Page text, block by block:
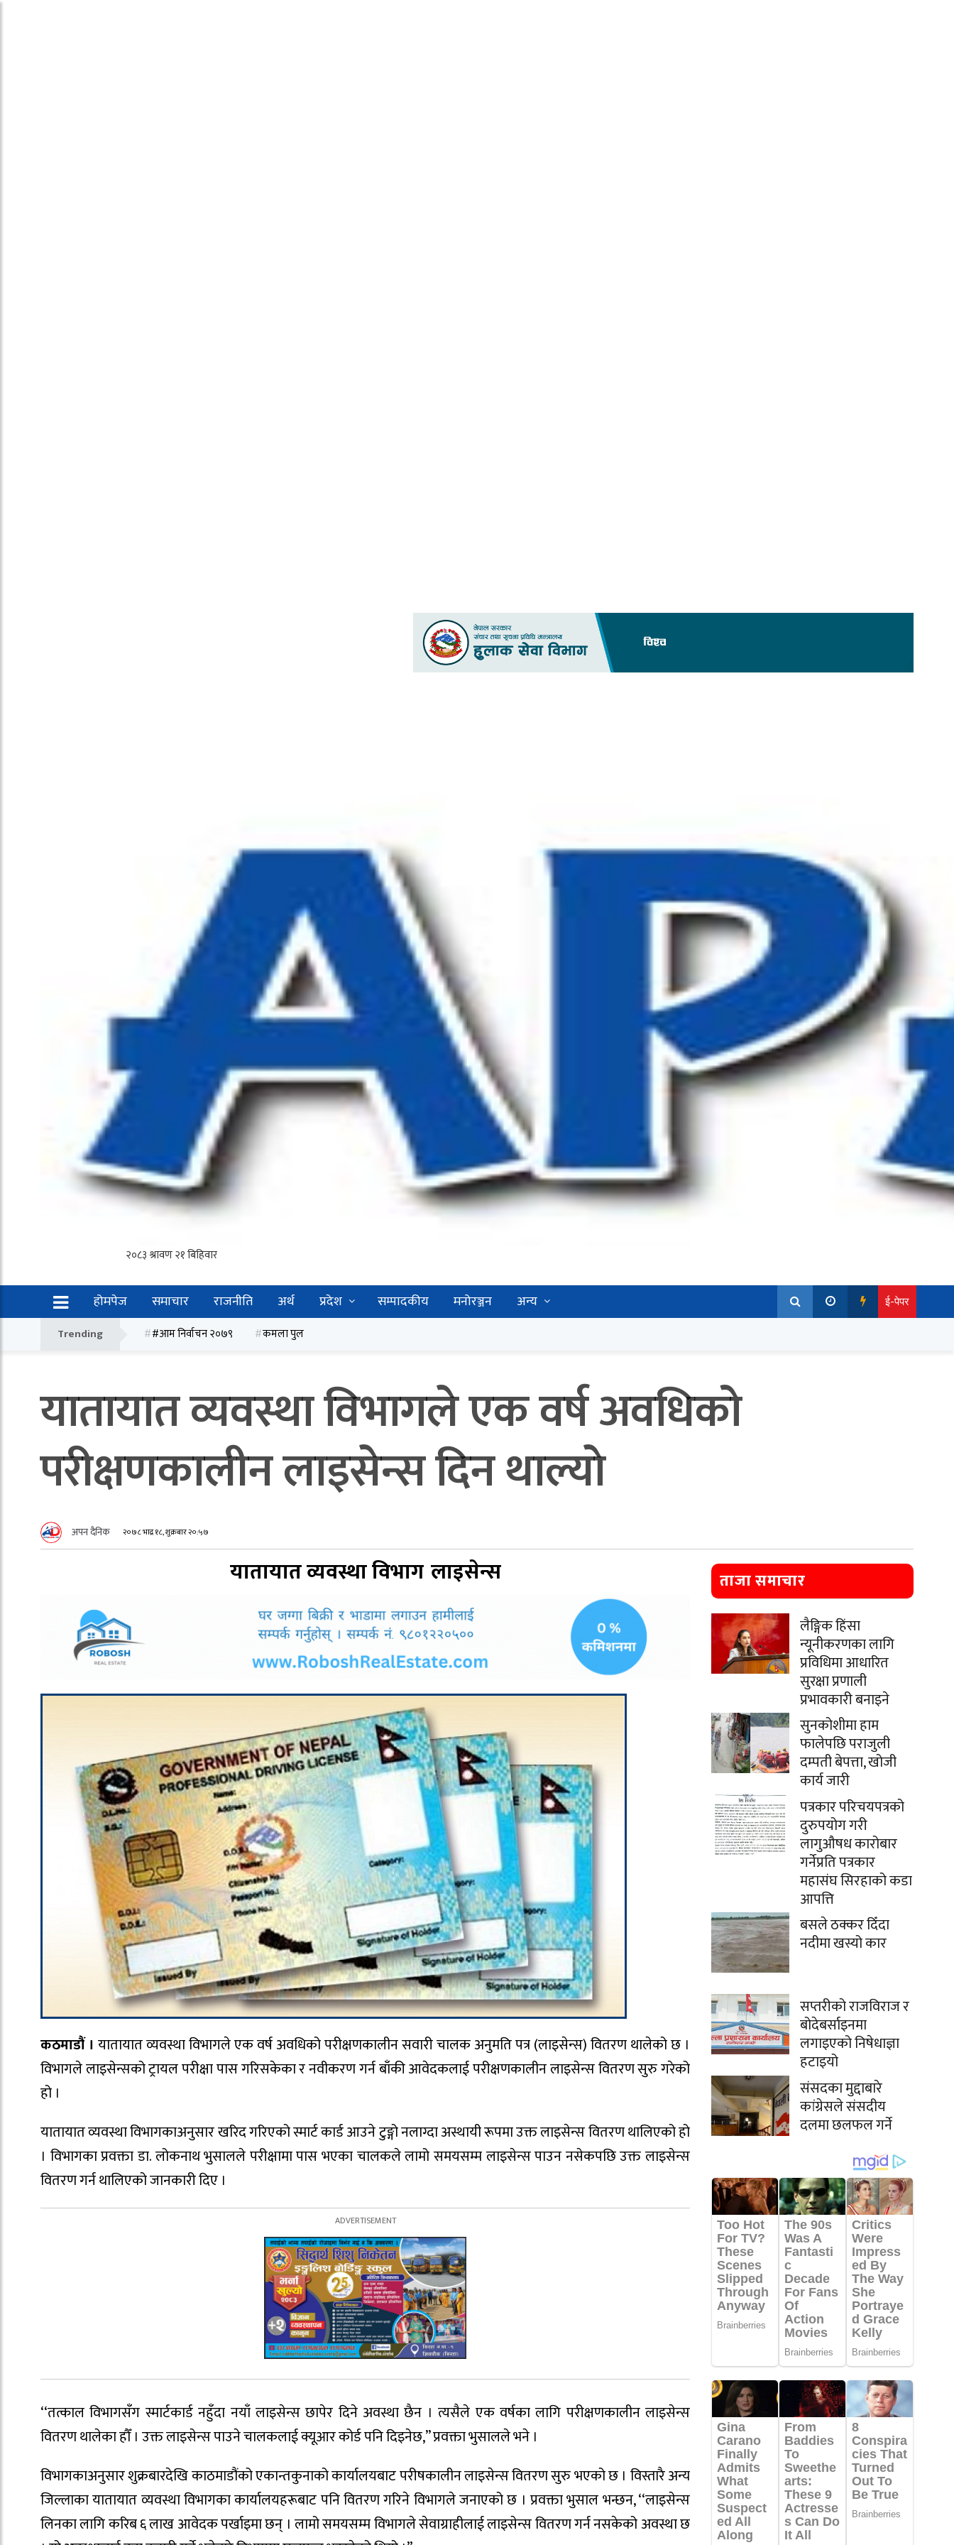
होमपेज समाचार राजनीति अर्थ प्रदेश सम्पादकीय मनोरञ्जन अन्य ई-पेपर
Trending #आम निर्वाचन २०७९ कमला पुल
यातायात व्यवस्था विभागले एक वर्ष अवधिको
परीक्षणकालीन लाइसेन्स दिन थाल्याे
अपन दैनिक २०७८ भाद्र १८, शुक्रबार २०:५७
यातायात व्यवस्था विभाग लाइसेन्स
कठमाडौं । यातायात व्यवस्था विभागले एक वर्ष अवधिको परीक्षणकालीन सवारी चालक अनुमति पत्र (लाइसेन्स) वितरण थालेको छ ।
विभागले लाइसेन्सको ट्रायल परीक्षा पास गरिसकेका र नवीकरण गर्न बाँकी आवेदकलाई परीक्षणकालीन लाइसेन्स वितरण सुरु गरेको
हो ।
यातायात व्यवस्था विभागकाअनुसार खरिद गरिएको स्मार्ट कार्ड आउने टुङ्गो नलाग्दा अस्थायी रूपमा उक्त लाइसेन्स वितरण थालिएको हो
। विभागका प्रवक्ता डा. लोकनाथ भुसालले परीक्षामा पास भएका चालकले लामो समयसम्म लाइसेन्स पाउन नसेकपछि उक्त लाइसेन्स
वितरण गर्न थालिएको जानकारी दिए ।
‘‘तत्काल विभागसँग स्मार्टकार्ड नहुँदा नयाँ लाइसेन्स छापेर दिने अवस्था छैन । त्यसैले एक वर्षका लागि परीक्षणकालीन लाइसेन्स
वितरण थालेका हौँ । उक्त लाइसेन्स पाउने चालकलाई क्यूआर कोर्ड पनि दिइनेछ,” प्रवक्ता भुसालले भने ।
विभागकाअनुसार शुक्रबारदेखि काठमाडौंको एकान्तकुनाको कार्यालयबाट परीषकालीन लाइसेन्स वितरण सुरु भएको छ । विस्तारै अन्य
जिल्लाका यातायात व्यवस्था विभागका कार्यालयहरूबाट पनि वितरण गरिने विभागले जनाएको छ । प्रवक्ता भुसाल भन्छन, ‘‘लाइसेन्स
लिनका लागि करिब ६ लाख आवेदक पर्खाइमा छन् । लामो समयसम्म विभागले सेवाग्राहीलाई लाइसेन्स वितरण गर्न नसकेको अवस्था छ
ताजा समाचार
लैङ्गिक हिंसा
न्यूनीकरणका लागि
प्रविधिमा आधारित
सुरक्षा प्रणाली
प्रभावकारी बनाइने
सुनकोशीमा हाम
फालेपछि पराजुली
दम्पती बेपत्ता, खोजी
कार्य जारी
पत्रकार परिचयपत्रको
दुरुपयोग गरी
लागुऔषध कारोबार
गर्नेप्रति पत्रकार
महासंघ सिरहाको कडा
आपत्ति
बसले ठक्कर दिँदा
नदीमा खस्यो कार
सप्तरीको राजविराज र
बोदेबर्साइनमा
लगाइएको निषेधाज्ञा
हटाइयो
संसदका मुद्दाबारे
कांग्रेसले संसदीय
दलमा छलफल गर्ने